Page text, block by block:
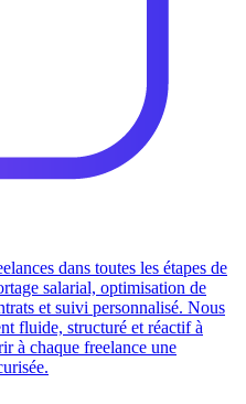
dans toutes les étapes de
salarial, optimisation de
et suivi personnalisé. Nous
fluide, structuré et réactif à
à chaque freelance une